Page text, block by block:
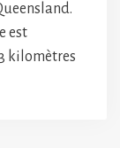
est
kilomètres